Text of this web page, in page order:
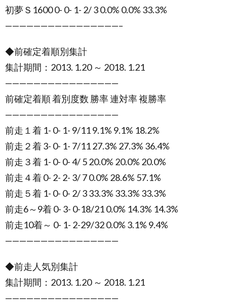
初夢Ｓ1600 0- 0- 1- 2/ 3 0.0% 0.0% 33.3%
————————————————–
◆前確定着順別集計
集計期間：2013. 1.20 ～ 2018. 1.21
————————————————
前確定着順 着別度数 勝率 連対率 複勝率
————————————————
前走１着 1- 0- 1- 9/11 9.1% 9.1% 18.2%
前走２着 3- 0- 1- 7/11 27.3% 27.3% 36.4%
前走３着 1- 0- 0- 4/ 5 20.0% 20.0% 20.0%
前走４着 0- 2- 2- 3/ 7 0.0% 28.6% 57.1%
前走５着 1- 0- 0- 2/ 3 33.3% 33.3% 33.3%
前走6～9着 0- 3- 0-18/21 0.0% 14.3% 14.3%
前走10着～ 0- 1- 2-29/32 0.0% 3.1% 9.4%
————————————————
◆前走人気別集計
集計期間：2013. 1.20 ～ 2018. 1.21
————————————————